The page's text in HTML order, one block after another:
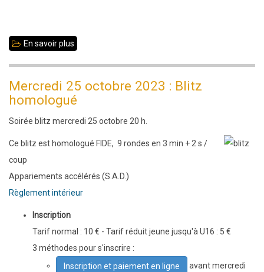
En savoir plus
octobre
:
Blitz
Mercredi 25 octobre 2023 : Blitz
homologué
Soirée blitz mercredi 25 octobre 20 h.
Ce blitz est homologué FIDE, 9 rondes en 3 min + 2 s /
coup
Appariements accélérés (S.A.D.)
Règlement intérieur
Inscription
Tarif normal : 10 € - Tarif réduit jeune jusqu'à U16 : 5 €
3 méthodes pour s'inscrire :
Inscription et paiement en ligne
avant mercredi